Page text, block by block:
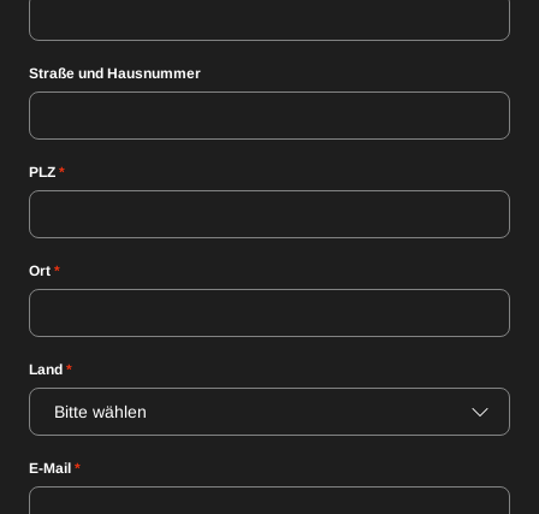
Straße und Hausnummer
PLZ *
Ort *
Bitte wählen
Land *
E-Mail *